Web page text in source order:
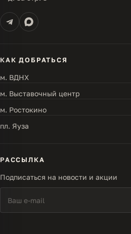
КАК ДОБРАТЬСЯ
м. ВДНХ
м. Выставочный центр
м. Ростокино
пл. Яуза
РАССЫЛКА
Подписаться на новости и акции